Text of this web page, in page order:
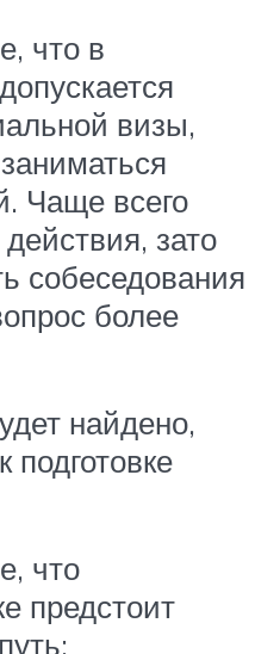
что в
визы,
Чаще всего
зато
собеседования
более
найдено,
подготовке
что
предстоит